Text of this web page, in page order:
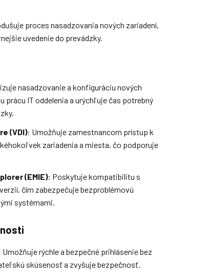
proces nasadzovania nových zariadení,
uvedenie do prevádzky.
nasadzovanie a konfiguráciu nových
prácu IT oddelenia a urýchľuje čas potrebný
(VDI): Umožňuje zamestnancom prístup k
zariadenia a miesta, čo podporuje
(EMIE): Poskytuje kompatibilitu s
čím zabezpečuje bezproblémovú
systémami.
Umožňuje rýchle a bezpečné prihlásenie bez
skúsenosť a zvyšuje bezpečnosť.